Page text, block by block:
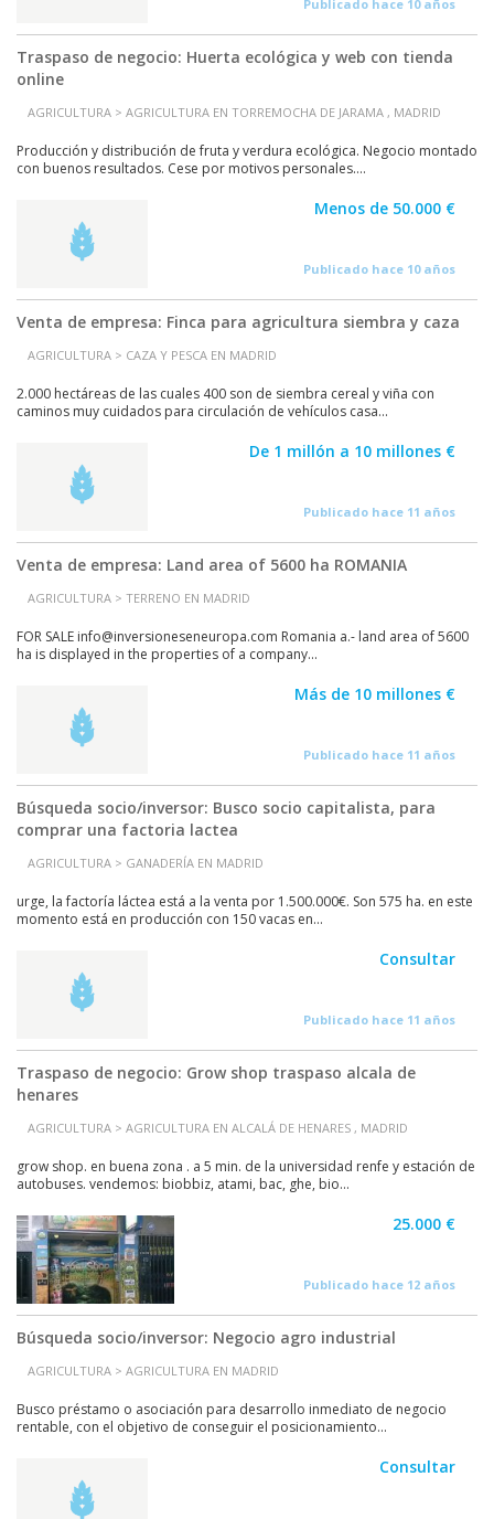
Publicado hace 10 años
Traspaso de negocio: Huerta ecológica y web con tienda
online
AGRICULTURA > AGRICULTURA EN TORREMOCHA DE JARAMA , MADRID
Producción y distribución de fruta y verdura ecológica. Negocio montado
con buenos resultados. Cese por motivos personales....
Menos de 50.000 €
Publicado hace 10 años
Venta de empresa: Finca para agricultura siembra y caza
AGRICULTURA > CAZA Y PESCA EN MADRID
2.000 hectáreas de las cuales 400 son de siembra cereal y viña con
caminos muy cuidados para circulación de vehículos casa...
De 1 millón a 10 millones €
Publicado hace 11 años
Venta de empresa: Land area of 5600 ha ROMANIA
AGRICULTURA > TERRENO EN MADRID
FOR SALE info@inversioneseneuropa.com Romania a.- land area of 5600
ha is displayed in the properties of a company...
Más de 10 millones €
Publicado hace 11 años
Búsqueda socio/inversor: Busco socio capitalista, para
comprar una factoria lactea
AGRICULTURA > GANADERÍA EN MADRID
urge, la factoría láctea está a la venta por 1.500.000€. Son 575 ha. en este
momento está en producción con 150 vacas en...
Consultar
Publicado hace 11 años
Traspaso de negocio: Grow shop traspaso alcala de
henares
AGRICULTURA > AGRICULTURA EN ALCALÁ DE HENARES , MADRID
grow shop. en buena zona . a 5 min. de la universidad renfe y estación de
autobuses. vendemos: biobbiz, atami, bac, ghe, bio...
25.000 €
Publicado hace 12 años
Búsqueda socio/inversor: Negocio agro industrial
AGRICULTURA > AGRICULTURA EN MADRID
Busco préstamo o asociación para desarrollo inmediato de negocio
rentable, con el objetivo de conseguir el posicionamiento...
Consultar